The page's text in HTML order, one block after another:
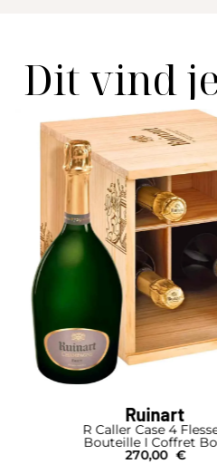
Dit vind
Ruinart
R Caller Case 4
Bouteille I Coffret
270,00 €